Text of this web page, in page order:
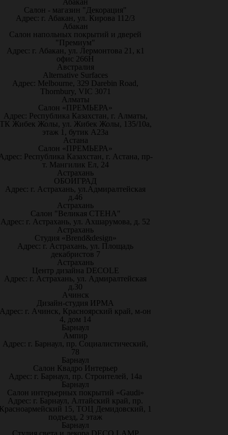
Абакан
Салон - магазин "Декорация"
Адрес: г. Абакан, ул. Кирова 112/3
Абакан
Салон напольных покрытий и дверей
"Премиум"
Адрес: г. Абакан, ул. Лермонтова 21, к1
офис 266Н
Австралия
Alternative Surfaces
Адрес: Melbourne, 329 Darebin Road,
Thornbury, VIC 3071
Алматы
Салон «ПРЕМЬЕРА»
Адрес: Республика Казахстан, г. Алматы,
Жибек Жолы, ул. Жибек Жолы, 135/10а,
этаж 1, бутик А23а
Астана
Салон «ПРЕМЬЕРА»
Республика Казахстан, г. Астана, пр-
т. Мангилик Ел, 24
Астрахань
ОБОИГРАД
Адрес: г. Астрахань, ул.Адмиралтейская
д.46
Астрахань
Салон "Великая СТЕНА"
Адрес: г. Астрахань, ул. Ахшарумова, д. 52
Астрахань
Студия «Brend&design»
Адрес: г. Астрахань, ул. Площадь
декабристов 7
Астрахань
Центр дизайна DECOLE
Адрес: г. Астрахань, ул. Адмиралтейская
д.30
Ачинск
Дизайн-студия ИРМА
Адрес: г. Ачинск, Красноярский край, м-он
4, дом 14
Барнаул
Ампир
Адрес: г. Барнаул, пр. Социалистический,
78
Барнаул
Салон Квадро Интерьер
Адрес: г. Барнаул, пр. Строителей, 14а
Барнаул
Салон интерьерных покрытий «Gaudi»
Адрес: г. Барнаул, Алтайский край, пр.
15, ТОЦ Демидовский, 1
подъезд, 2 этаж
Барнаул
Студия света и декора DECO LAMP